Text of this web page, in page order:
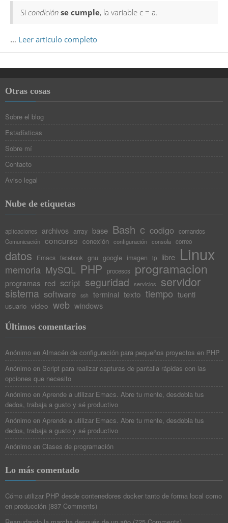
Si condición se cumple, la variable c = a.
… Leer artículo completo
Otras cosas
Sobre el blog
Estadísticas
Sobre mí
Contacto
Aviso legal
Nube de etiquetas
aplicaciones archivos array base Bash c codigo
comandos
Comunicación concurso conexión configuración consola correo
datos Emacs facebook gnu google imagen ip libre Linux
memoria MySQL PHP procesos programacion
programas red script seguridad servicios servidor
sistema software ssh terminal texto tiempo tuenti
usuario video web windows
Últimos comentarios
Anónimo en Almacén de configuración para pequeños proyectos en PHP
Anónimo en Script para realizar capturas de pantalla rápidas con las
opciones que necesito
Anónimo en Aprende a utilizar Emacs. Abre tu mente, desdobla tus
dedos, trabaja a gusto y sé productivo
Anónimo en Aprende a utilizar Emacs. Abre tu mente, desdobla tus
dedos, trabaja a gusto y sé productivo
Anónimo en Clases de programación
Lo más comentado
Cómo utilizar PHP desde contenedores docker tanto de forma local como
en producción (837 Comments)